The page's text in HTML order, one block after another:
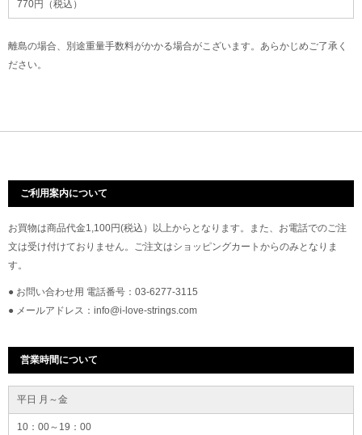
770円（税込）
離島の場合、別途重量手数料がかかる場合がこざいます。あらかじめご了承く
ださい。
ご利用案内について
お買物は商品代金1,100円(税込）以上からとなります。また、お電話でのご注
文は受け付けておりません。ご注文はショッピングカートからのみとなりま
す。
● お問い合わせ用 電話番号：03-6277-3115
● メールアドレス：info@i-love-strings.com
営業時間について
平日 月～金
10：00～19：00